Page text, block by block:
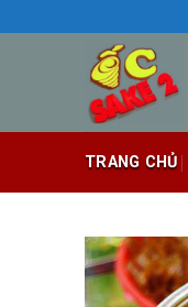
to
TRANG CHỦ